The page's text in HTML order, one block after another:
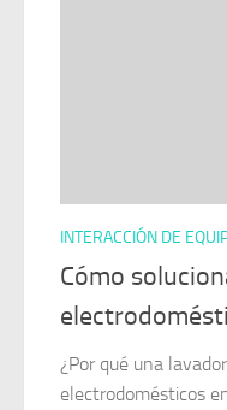
INTERACCIÓN DE
Cómo
¿Por qué una
electrodomésticos